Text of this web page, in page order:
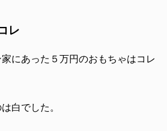
レ
にあった５万円のおもちゃはコレ
白でした。